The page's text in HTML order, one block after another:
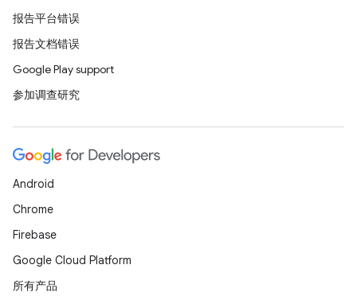
报告平台错误
报告文档错误
Google Play support
参加调查研究
Android
Chrome
Firebase
Google Cloud Platform
所有产品